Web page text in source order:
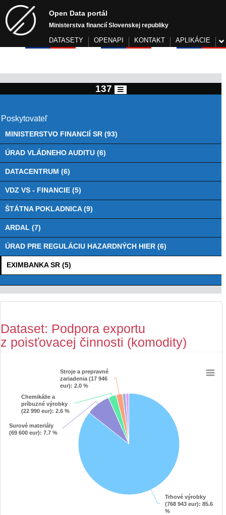
Open Data portál
Ministerstva financií Slovenskej republiky
DATASETY OPENAPI KONTAKT APLIKÁCIE
137
Poskytovateľ
MINISTERSTVO FINANCIÍ SR (93)
ÚRAD VLÁDNEHO AUDITU (6)
DATACENTRUM (6)
VDZ VS - FINANCIE (5)
ŠTÁTNA POKLADNICA (9)
ARDAL (7)
ÚRAD PRE REGULÁCIU HAZARDNÝCH HIER (6)
EXIMBANKA SR (5)
Dataset: Podpora exportu
z poisťovacej činnosti (komodity)
Pie chart with 6 slices.
View as data table, Chart
Trhové výrobky
(768 943 eur): 85.6
%
Trhové výrobky
(768 943 eur): 85.6
%
Surové materiály
(69 600 eur): 7.7 %
Surové materiály
(69 600 eur): 7.7 %
Chemikálie a
príbuzné výrobky
(22 990 eur): 2.6 %
Chemikálie a
príbuzné výrobky
(22 990 eur): 2.6 %
Stroje a prepravné
zariadenia (17 946
eur): 2.0 %
Stroje a prepravné
zariadenia (17 946
eur): 2.0 %